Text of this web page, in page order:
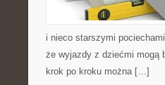
i nieco starszymi
że wyjazdy z dziećmi mogą
krok po kroku można […]